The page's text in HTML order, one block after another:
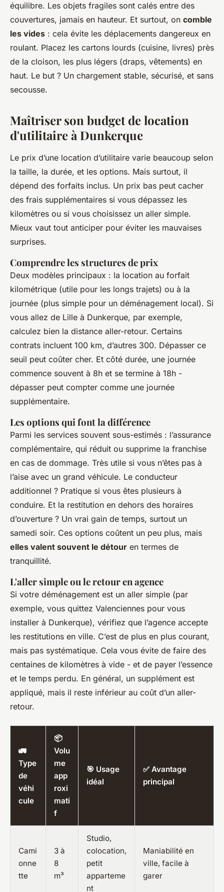
équilibre. Les objets fragiles sont calés entre des
couvertures, jamais en hauteur. Et surtout, on comble
les vides : cela évite les déplacements dangereux en
roulant. Placez les cartons lourds (cuisine, livres) près
de la cloison, les plus légers (draps, vêtements) en
haut. Le but ? Un chargement stable, sécurisé, et sans
secousse.
Maîtriser son budget de location
d'utilitaire à Dunkerque
Le prix d’une location d’utilitaire varie beaucoup selon
la taille, la durée, et les options. Mais surtout, il
dépend des forfaits inclus. Un prix bas peut cacher
des frais supplémentaires si vous dépassez les
kilomètres ou si vous choisissez un aller simple.
Mieux vaut tout anticiper pour éviter les mauvaises
surprises.
Comprendre les structures de prix
Deux modèles principaux : la location au forfait
kilométrique (utile pour les longs trajets) ou à la
journée (plus simple pour un déménagement local). Si
vous allez de Lille à Dunkerque, par exemple,
calculez bien la distance aller-retour. Certains
contrats incluent 100 km, d’autres 300. Dépasser ce
seuil peut coûter cher. Et côté durée, une journée
commence souvent à 8h et se termine à 18h -
dépasser peut compter comme une journée
supplémentaire.
Les options qui font la différence
Parmi les services souvent sous-estimés : l’assurance
complémentaire, qui réduit ou supprime la franchise
en cas de dommage. Très utile si vous n’êtes pas à
l’aise avec un grand véhicule. Le conducteur
additionnel ? Pratique si vous êtes plusieurs à
conduire. Et la restitution en dehors des horaires
d’ouverture ? Un vrai gain de temps, surtout un
samedi soir. Ces options coûtent un peu plus, mais
elles valent souvent le détour en termes de
tranquillité.
L'aller simple ou le retour en agence
Si votre déménagement est un aller simple (par
exemple, vous quittez Valenciennes pour vous
installer à Dunkerque), vérifiez que l’agence accepte
les restitutions en ville. C’est de plus en plus courant,
mais pas systématique. Cela vous évite de faire des
centaines de kilomètres à vide - et de payer l’essence
et le temps perdu. En général, un supplément est
appliqué, mais il reste inférieur au coût d’un aller-
retour.
🚛
Type
de
véhi
cule
📦
Volu
me
app
roxi
mati
f
🎯 Usage
idéal
✅ Avantage
principal
Cami
onne
tte
3 à
8
m³
Studio,
colocation,
petit
apparteme
nt
Maniabilité en
ville, facile à
garer